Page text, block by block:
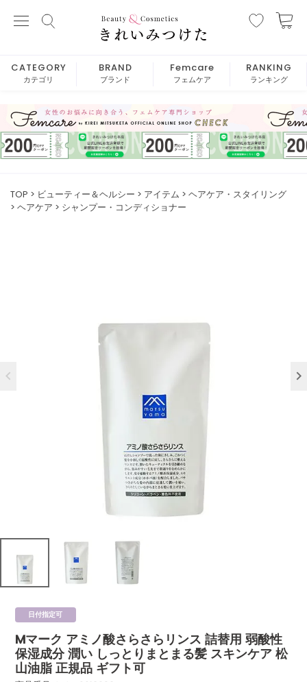
CATEGORY
カテゴリ
BRAND
ブランド
Femcare
フェムケア
RANKING
ランキング
TOP ビューティー＆ヘルシー アイテム
ヘアケア・スタイリング
ヘアケア
シャンプー・コンディショナー
日付指定可
Mマーク アミノ酸さらさらリンス 詰替用 弱酸性
保湿成分 潤い しっとりまとまる髪 スキンケア 松
山油脂 正規品 ギフト可